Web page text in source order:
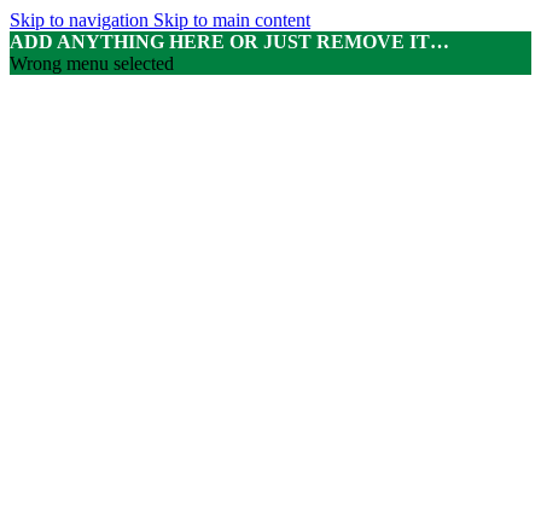
Skip to navigation Skip to main content
ADD ANYTHING HERE OR JUST REMOVE IT…
Wrong menu selected